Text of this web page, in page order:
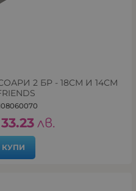
2 БР - 18СМ И 14СМ
33.23 лв.
КУПИ